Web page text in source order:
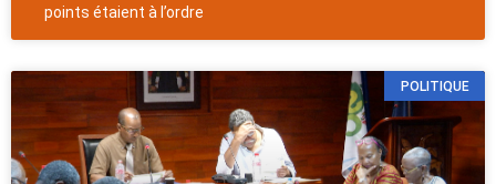
points étaient à l’ordre
POLITIQUE